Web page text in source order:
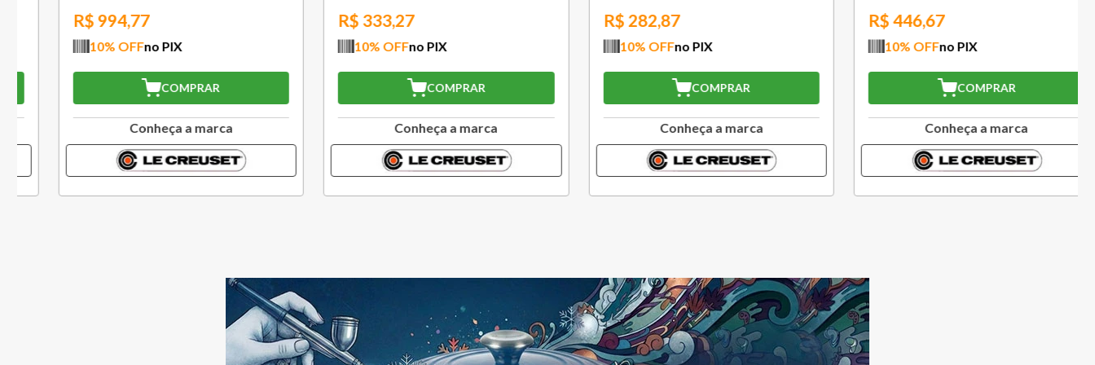
446,67
% OFFno PIX
COMPRAR
Conheça a marca
282,87
% OFFno PIX
COMPRAR
Conheça a marca
270,27
% OFFno PIX
COMPRAR
Conheça a marca
194,67
% OFFno PIX
COMPRAR
Conheça a marca